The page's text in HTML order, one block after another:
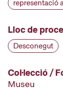
representació
Lloc de
Desconegut
Col·lecció /
Museu